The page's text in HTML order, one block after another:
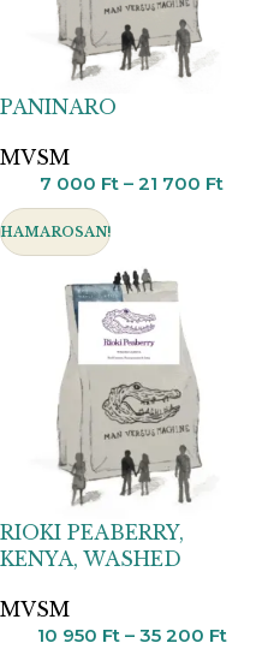
PANINARO
MVSM
7 000 Ft – 21 700 Ft
HAMAROSAN!
RIOKI PEABERRY,
KENYA, WASHED
MVSM
10 950 Ft – 35 200 Ft